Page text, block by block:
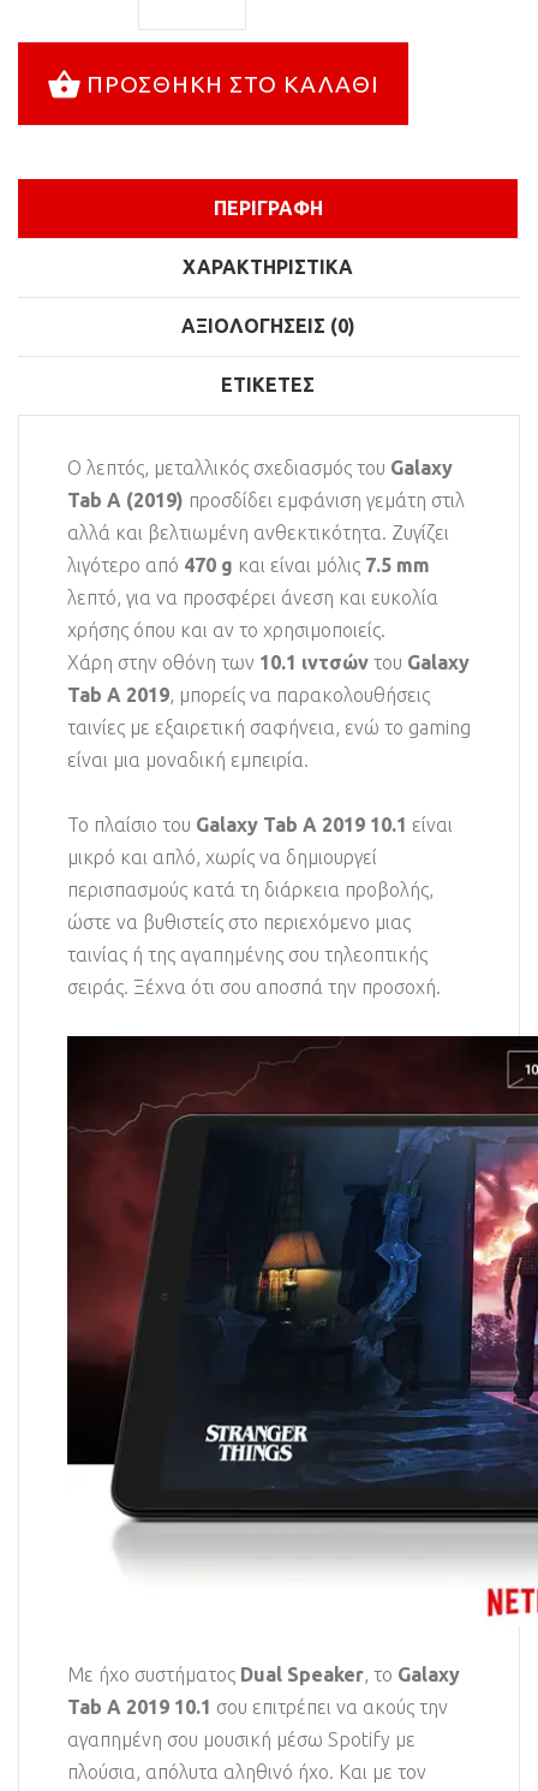
ΠΡΟΣΘΉΚΗ ΣΤΟ ΚΑΛΆΘΙ
ΠΕΡΙΓΡΑΦΉ
ΧΑΡΑΚΤΗΡΙΣΤΙΚΆ
ΑΞΙΟΛΟΓΉΣΕΙΣ (0)
ΕΤΙΚΈΤΕΣ
Ο λεπτός, μεταλλικός σχεδιασμός του Galaxy
Tab A (2019) προσδίδει εμφάνιση γεμάτη στιλ
αλλά και βελτιωμένη ανθεκτικότητα. Ζυγίζει
λιγότερο από 470 g και είναι μόλις 7.5 mm
λεπτό, για να προσφέρει άνεση και ευκολία
χρήσης όπου και αν το χρησιμοποιείς.
Χάρη στην οθόνη των 10.1 ιντσών του Galaxy
Tab A 2019, μπορείς να παρακολουθήσεις
ταινίες με εξαιρετική σαφήνεια, ενώ το gaming
είναι μια μοναδική εμπειρία.
Το πλαίσιο του Galaxy Tab A 2019 10.1 είναι
μικρό και απλό, χωρίς να δημιουργεί
περισπασμούς κατά τη διάρκεια προβολής,
ώστε να βυθιστείς στο περιεχόμενο μιας
ταινίας ή της αγαπημένης σου τηλεοπτικής
σειράς. Ξέχνα ότι σου αποσπά την προσοχή.
Με ήχο συστήματος Dual Speaker, το Galaxy
Tab A 2019 10.1 σου επιτρέπει να ακούς την
αγαπημένη σου μουσική μέσω Spotify με
πλούσια, απόλυτα αληθινό ήχο. Και με τον